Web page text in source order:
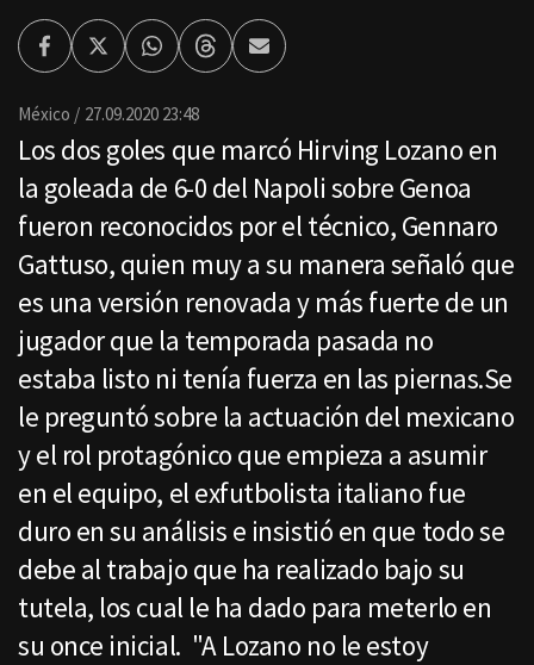
FacebookTwitterWhatsappThreadsEnviar
por
México 27.09.2020 23:48
Los dos goles que marcó Hirving Lozano en
la goleada de 6-0 del Napoli sobre Genoa
fueron reconocidos por el técnico, Gennaro
Gattuso, quien muy a su manera señaló que
es una versión renovada y más fuerte de un
jugador que la temporada pasada no
estaba listo ni tenía fuerza en las piernas.Se
le preguntó sobre la actuación del mexicano
y el rol protagónico que empieza a asumir
en el equipo, el exfutbolista italiano fue
duro en su análisis e insistió en que todo se
debe al trabajo que ha realizado bajo su
tutela, los cual le ha dado para meterlo en
su once inicial. "A Lozano no le estoy